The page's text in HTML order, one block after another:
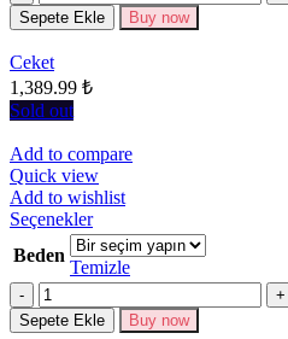
Seçenekler
seçilebilir
Sepete Ekle Buy now
Ceket
1,389.99 ₺
Sold out
Add to compare
Quick view
Add to wishlist
SeçeneklerBu
ürünün
birden
fazla
varyasyonu
var.
Beden
Temizle
Miktar
Sepete Ekle Buy now